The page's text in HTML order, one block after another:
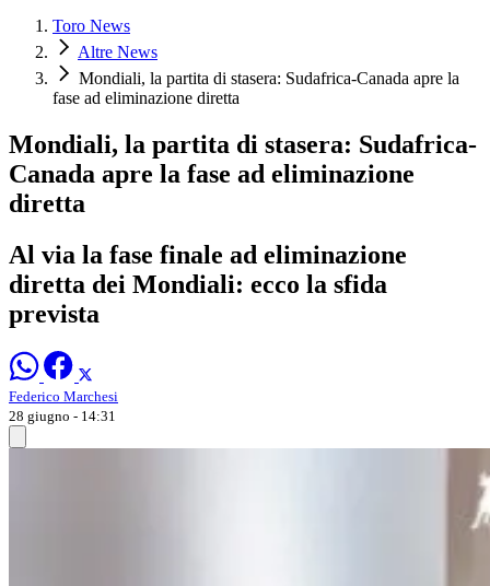
Toro News
Altre News
Mondiali, la partita di stasera: Sudafrica-Canada apre la
fase ad eliminazione diretta
Mondiali, la partita di stasera: Sudafrica-
Canada apre la fase ad eliminazione
diretta
Al via la fase finale ad eliminazione
diretta dei Mondiali: ecco la sfida
prevista
Federico Marchesi
28 giugno - 14:31